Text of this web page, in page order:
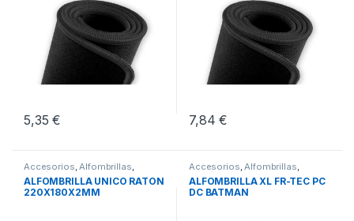
5,35€ 7,84€
Accesorios,Alfombrillas,
Periféricos
ALFOMBRILLA UNICO RATON
220X180X2MM
Accesorios,Alfombrillas,
Periféricos
ALFOMBRILLA XL FR-TEC PC
DC BATMAN